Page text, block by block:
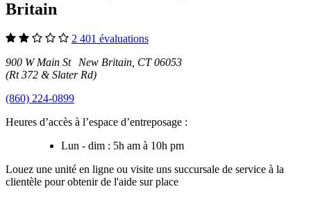
Britain
2 401 évaluations
900 W Main St New Britain, CT 06053
(Rt 372 & Slater Rd)
(860) 224-0899
Heures d’accès à l’espace d’entreposage :
Lun - dim : 5h am à 10h pm
Louez une unité en ligne ou visite uns succursale de service à la
clientèle pour obtenir de l'aide sur place